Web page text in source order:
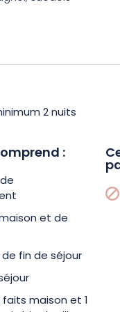
!
dédié aux
jeux de société,
amateurs de
Cigoland, ou
et réservez dès
des vins d’Alsace !
2 nuits
:
et de
fin de séjour
faits maison et 1